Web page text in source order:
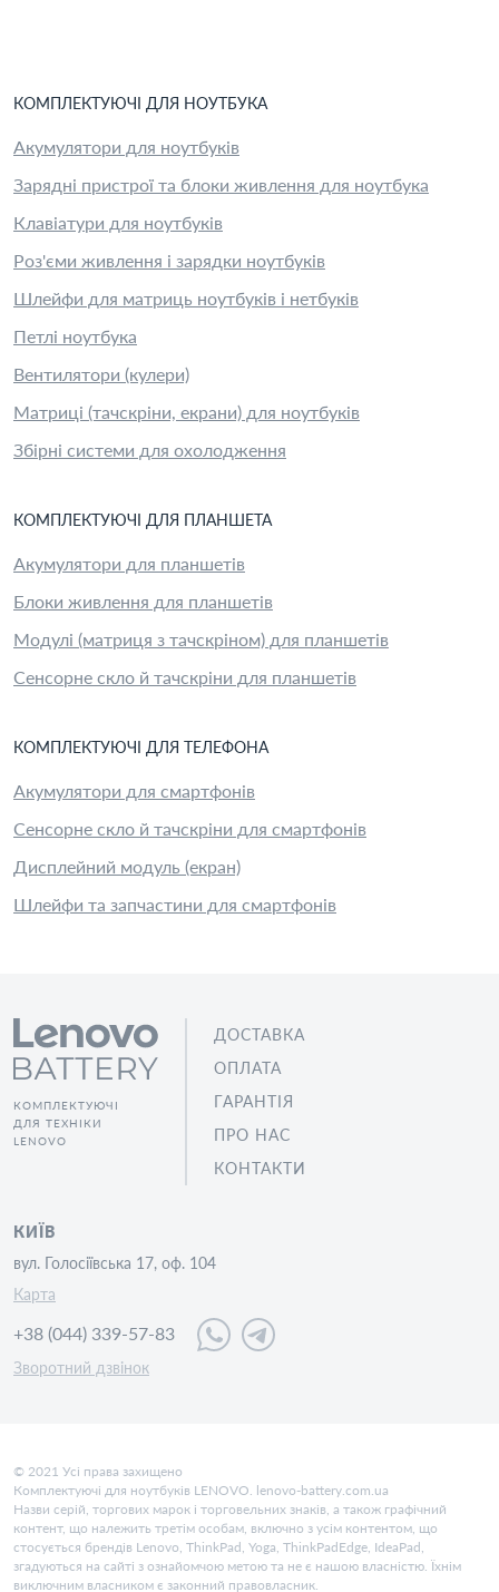
КОМПЛЕКТУЮЧІ ДЛЯ НОУТБУКА
Акумулятори для ноутбуків
Зарядні пристрої та блоки живлення для ноутбука
Клавіатури для ноутбуків
Роз'єми живлення і зарядки ноутбуків
Шлейфи для матриць ноутбуків і нетбуків
Петлі ноутбука
Вентилятори (кулери)
Матриці (тачскріни, екрани) для ноутбуків
Збірні системи для охолодження
КОМПЛЕКТУЮЧІ ДЛЯ ПЛАНШЕТА
Акумулятори для планшетів
Блоки живлення для планшетів
Модулі (матриця з тачскріном) для планшетів
Сенсорне скло й тачскріни для планшетів
КОМПЛЕКТУЮЧІ ДЛЯ ТЕЛЕФОНА
Акумулятори для смартфонів
Сенсорне скло й тачскріни для смартфонів
Дисплейний модуль (екран)
Шлейфи та запчастини для смартфонів
КОМПЛЕКТУЮЧІ
ДЛЯ ТЕХНІКИ
LENOVO
ДОСТАВКА
ОПЛАТА
ГАРАНТІЯ
ПРО НАС
КОНТАКТИ
КИЇВ
вул. Голосіївська 17, оф. 104
Карта
+38 (044) 339-57-83
Зворотний дзвінок
© 2021 Усі права захищено
Комплектуючі для ноутбуків LENOVO. lenovo-battery.com.ua
Назви серій, торгових марок і торговельних знаків, а також графічний
контент, що належить третім особам, включно з усім контентом, що
стосується брендів Lenovo, ThinkPad, Yoga, ThinkPadEdge, IdeaPad,
згадуються на сайті з ознайомчою метою та не є нашою власністю. Їхнім
виключним власником є законний правовласник.